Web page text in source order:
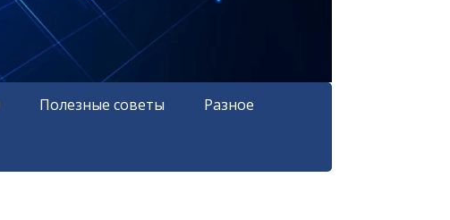
Полезные советы Разное